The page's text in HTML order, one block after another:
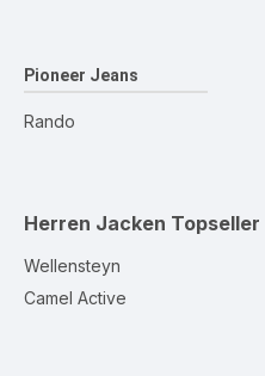
Pioneer Jeans
Rando
Herren Jacken Topseller
Wellensteyn
Camel Active